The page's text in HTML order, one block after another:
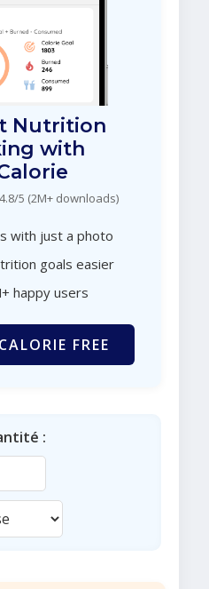
Nutrition
with
4.8/5 (2M+ downloads)
with just a photo
goals easier
happy users
FREE
: